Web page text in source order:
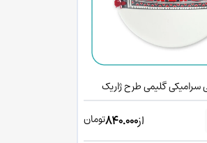
گلیمی طرح ژاریک
از840.000تومان